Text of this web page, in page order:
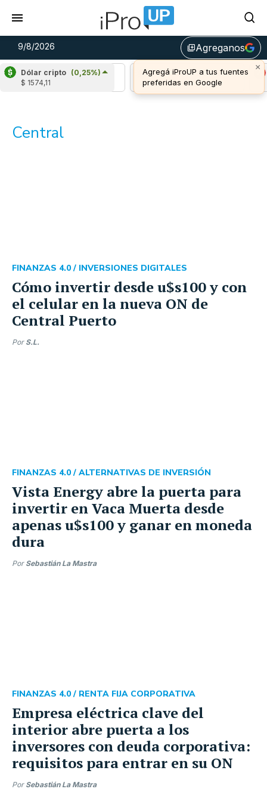
9/8/2026 library_addAgreganos
×
Agregá iProUP a tus fuentes
preferidas en Google
Dólar cripto (0,25%)
$ 1574,11
Ripple
(0,22%)
u$s 1,04
Cardano
(-1,54%)
u$s 0,20
Central
Cómo invertir desde u$s100 y con
el celular en la nueva ON de
Central Puerto
FINANZAS 4.0 / INVERSIONES DIGITALES
Por S.L.
Vista Energy abre la puerta para
invertir en Vaca Muerta desde
apenas u$s100 y ganar en moneda
dura
FINANZAS 4.0 / ALTERNATIVAS DE INVERSIÓN
Por Sebastián La Mastra
Empresa eléctrica clave del
interior abre puerta a los
inversores con deuda corporativa:
requisitos para entrar en su ON
FINANZAS 4.0 / RENTA FIJA CORPORATIVA
Por Sebastián La Mastra